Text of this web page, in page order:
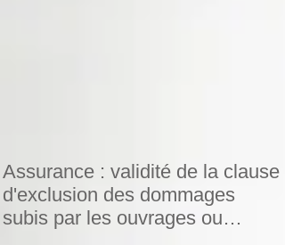
Assurance : validité de la clause
d'exclusion des dommages
subis par les ouvrages ou